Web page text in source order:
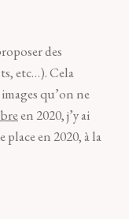
des
etc…). Cela
qu’on ne
en 2020, j’y ai
en 2020, à la